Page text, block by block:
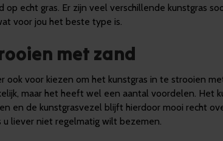
op echt gras. Er zijn veel verschillende kunstgras
voor jou het beste type is.
met zand
ook voor kiezen om het kunstgras in te strooien
maar het heeft wel een aantal voordelen. Het
en de kunstgrasvezel blijft hierdoor mooi recht
u liever niet regelmatig wilt bezemen.